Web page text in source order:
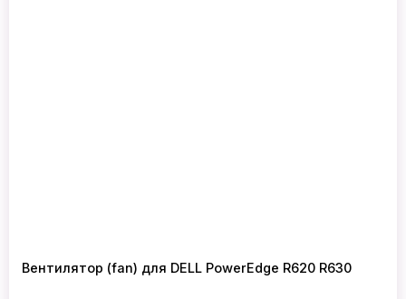
Вентилятор (fan) для DELL PowerEdge R620 R630